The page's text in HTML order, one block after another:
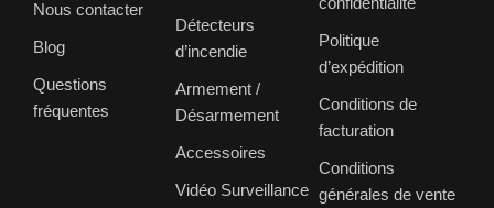
Nous contacter
Blog
Questions
fréquentes
Détecteurs
d’incendie
Armement /
Désarmement
Accessoires
Vidéo Surveillance
Politique
d’expédition
Conditions de
facturation
Conditions
générales de vente